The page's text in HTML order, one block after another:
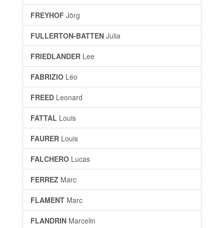
FREYHOF Jörg
FULLERTON-BATTEN Julia
FRIEDLANDER Lee
FABRIZIO Léo
FREED Leonard
FATTAL Louis
FAURER Louis
FALCHERO Lucas
FERREZ Marc
FLAMENT Marc
FLANDRIN Marcelin